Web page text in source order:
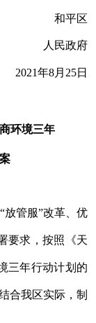
区
人民政府
2021年8月 25日
环境三年
放管服”改革、 优
要求 ，按照 《天
三年行动计划的
合我区实际 ，制